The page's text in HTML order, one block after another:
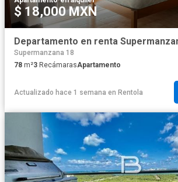
$ 18,000 MXN
Supermanzana 18
78 m²3 RecámarasApartamento
Actualizado hace 1 semana en Rentola